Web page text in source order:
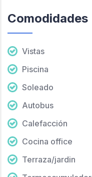
Comodidades
Vistas
Piscina
Soleado
Autobus
Calefacción
Cocina office
Terraza/jardin